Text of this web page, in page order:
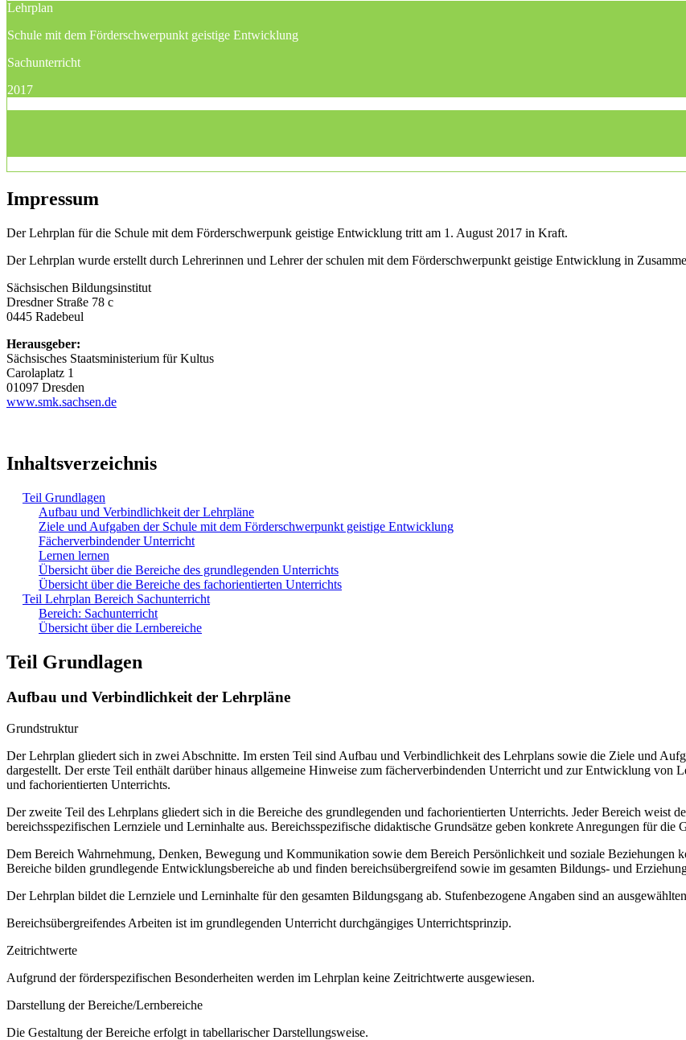
Lehrplan
Schule mit dem Förderschwerpunkt geistige Entwicklung
Sachunterricht
2017
Impressum
Der Lehrplan für die Schule mit dem Förderschwerpunk geistige Entwicklung tritt am 1. August 2017 in Kraft.
Der Lehrplan wurde erstellt durch Lehrerinnen und Lehrer der schulen mit dem Förderschwerpunkt geistige Entwicklung in
Sächsischen Bildungsinstitut
Dresdner Straße 78 c
0445 Radebeul
Herausgeber:
Sächsisches Staatsministerium für Kultus
Carolaplatz 1
01097 Dresden
www.smk.sachsen.de
Inhaltsverzeichnis
Teil Grundlagen
Aufbau und Verbindlichkeit der Lehrpläne
Ziele und Aufgaben der Schule mit dem Förderschwerpunkt geistige Entwicklung
Fächerverbindender Unterricht
Lernen lernen
Übersicht über die Bereiche des grundlegenden Unterrichts
Übersicht über die Bereiche des fachorientierten Unterrichts
Teil Lehrplan Bereich Sachunterricht
Bereich: Sachunterricht
Übersicht über die Lernbereiche
Teil Grundlagen
Aufbau und Verbindlichkeit der Lehrpläne
Grundstruktur
Der Lehrplan gliedert sich in zwei Abschnitte. Im ersten Teil sind Aufbau und Verbindlichkeit des Lehrplans sowie die Ziele und
dargestellt. Der erste Teil enthält darüber hinaus allgemeine Hinweise zum fächerverbindenden Unterricht und zur Entwicklung von
und fachorientierten Unterrichts.
Der zweite Teil des Lehrplans gliedert sich in die Bereiche des grundlegenden und fachorientierten Unterrichts. Jeder Bereich weist
bereichsspezifischen Lernziele und Lerninhalte aus. Bereichsspezifische didaktische Grundsätze geben konkrete Anregungen für die
Dem Bereich Wahrnehmung, Denken, Bewegung und Kommunikation sowie dem Bereich Persönlichkeit und soziale Beziehungen
Bereiche bilden grundlegende Entwicklungsbereiche ab und finden bereichsübergreifend sowie im gesamten Bildungs- und
Der Lehrplan bildet die Lernziele und Lerninhalte für den gesamten Bildungsgang ab. Stufenbezogene Angaben sind an
Bereichsübergreifendes Arbeiten ist im grundlegenden Unterricht durchgängiges Unterrichtsprinzip.
Zeitrichtwerte
Aufgrund der förderspezifischen Besonderheiten werden im Lehrplan keine Zeitrichtwerte ausgewiesen.
Darstellung der Bereiche/Lernbereiche
Die Gestaltung der Bereiche erfolgt in tabellarischer Darstellungsweise.